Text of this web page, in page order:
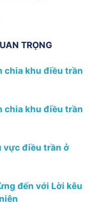
TRỌNG
chia khu điều trần
chia khu điều trần
vực điều trần ở
đến với Lời kêu